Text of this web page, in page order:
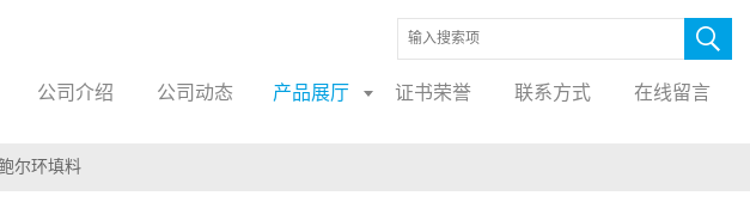
公司介绍 公司动态 产品展厅 证书荣誉 联系方式 在线留言
尔环填料